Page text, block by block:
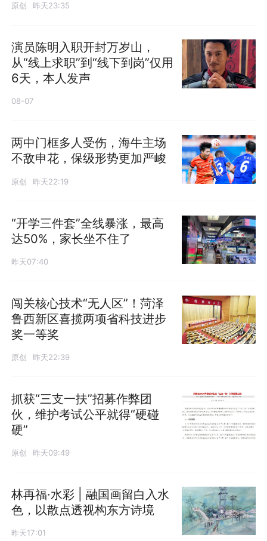
原创 昨天23:35
演员陈明入职开封万岁山，
从“线上求职”到“线下到岗”仅用
6天，本人发声
08-07
两中门框多人受伤，海牛主场
不敌申花，保级形势更加严峻
原创 昨天22:19
“开学三件套”全线暴涨，最高
达50%，家长坐不住了
昨天07:40
闯关核心技术“无人区”！菏泽
鲁西新区喜揽两项省科技进步
奖一等奖
原创 昨天22:39
抓获“三支一扶”招募作弊团
伙，维护考试公平就得“硬碰
硬”
原创 昨天09:49
林再福·水彩 | 融国画留白入水
色，以散点透视构东方诗境
昨天17:01